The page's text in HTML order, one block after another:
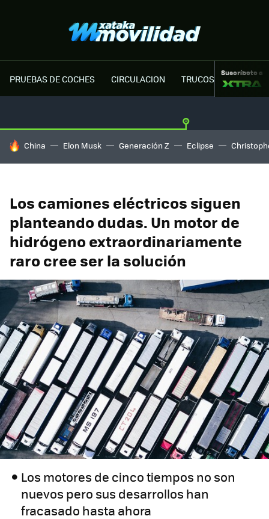
PRUEBAS DE COCHES CIRCULACION TRUCOS MOTOR
Suscríbete a
HOY SE HABLA DE
China Elon Musk Generación Z Eclipse
Los camiones eléctricos siguen
planteando dudas. Un motor de
hidrógeno extraordinariamente
raro cree ser la solución
Los motores de cinco tiempos no son
nuevos pero sus desarrollos han
fracasado hasta ahora